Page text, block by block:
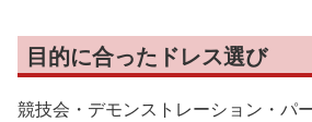
目的に合ったドレス選び
競技会・デモンストレーション・パ